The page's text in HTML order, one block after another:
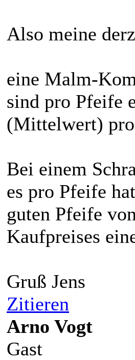
Also meine
eine Malm-
sind pro Pfeife
(Mittelwert)
Bei einem
es pro Pfeife
guten Pfeife
Kaufpreises
Gruß Jens
Zitieren
Arno Vogt
Gast